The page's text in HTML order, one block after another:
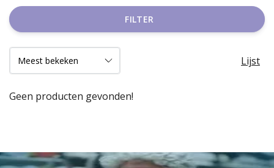
FILTER
Lijst
Geen producten gevonden!